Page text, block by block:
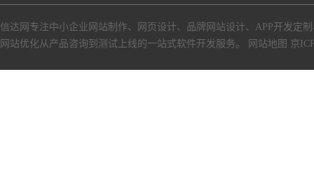
信达网专注中小企业网站制作、 网页设计、 品牌网站设计、 APP开发定制
网站优化从产品咨询到测试上线的一站式软件开发服务。
网站地图 京